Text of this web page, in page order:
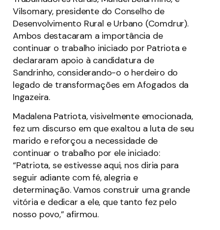
Vilsomary, presidente do Conselho de
Desenvolvimento Rural e Urbano (Comdrur).
Ambos destacaram a importância de
continuar o trabalho iniciado por Patriota e
declararam apoio à candidatura de
Sandrinho, considerando-o o herdeiro do
legado de transformações em Afogados da
Ingazeira.
Madalena Patriota, visivelmente emocionada,
fez um discurso em que exaltou a luta de seu
marido e reforçou a necessidade de
continuar o trabalho por ele iniciado:
“Patriota, se estivesse aqui, nos diria para
seguir adiante com fé, alegria e
determinação. Vamos construir uma grande
vitória e dedicar a ele, que tanto fez pelo
nosso povo,” afirmou.